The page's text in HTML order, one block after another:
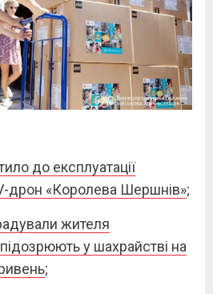
до експлуатації
дрон «Королева Шершнів»;
жителя
у шахрайстві на
;